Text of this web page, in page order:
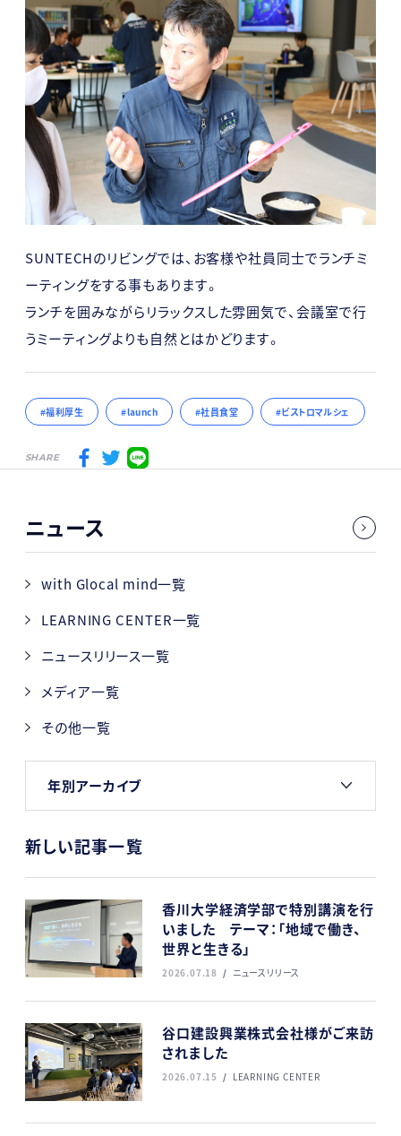
SUNTECHのリビングでは、お客様や社員同士でランチミ
ーティングをする事もあります。
ランチを囲みながらリラックスした雰囲気で、会議室で行
うミーティングよりも自然とはかどります。
福利厚生 launch 社員食堂 ビストロマルシェ
SHARE
ニュース
with Glocal mind一覧
LEARNING CENTER一覧
ニュースリリース一覧
メディア一覧
その他一覧
年別アーカイブ
新しい記事一覧
香川大学経済学部で特別講演を行
いました テーマ：「地域で働き、
世界と生きる」
2026.07.18 ニュースリリース
谷口建設興業株式会社様がご来訪
されました
2026.07.15 LEARNING CENTER